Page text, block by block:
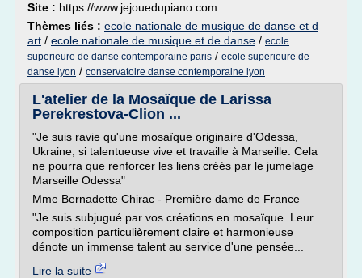
Site : https://www.jejouedupiano.com
Thèmes liés : ecole nationale de musique de danse et d
art / ecole nationale de musique et de danse / ecole
superieure de danse contemporaine paris / ecole superieure de
danse lyon / conservatoire danse contemporaine lyon
L'atelier de la Mosaïque de Larissa
Perekrestova-Clion ...
"Je suis ravie qu'une mosaïque originaire d'Odessa,
Ukraine, si talentueuse vive et travaille à Marseille. Cela
ne pourra que renforcer les liens créés par le jumelage
Marseille Odessa"
Mme Bernadette Chirac - Première dame de France
"Je suis subjugué par vos créations en mosaïque. Leur
composition particulièrement claire et harmonieuse
dénote un immense talent au service d'une pensée...
Lire la suite